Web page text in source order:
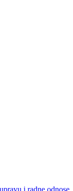
Ministarstva privrede